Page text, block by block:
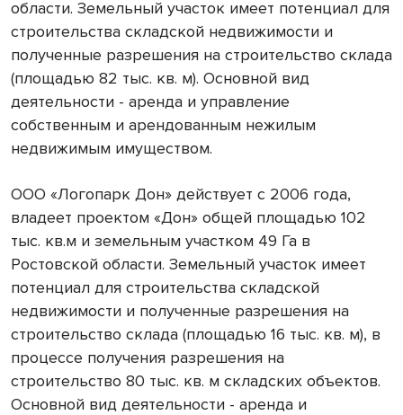
области. Земельный участок имеет потенциал для
строительства складской недвижимости и
полученные разрешения на строительство склада
(площадью 82 тыс. кв. м). Основной вид
деятельности - аренда и управление
собственным и арендованным нежилым
недвижимым имуществом.
ООО «Логопарк Дон» действует с 2006 года,
владеет проектом «Дон» общей площадью 102
тыс. кв.м и земельным участком 49 Га в
Ростовской области. Земельный участок имеет
потенциал для строительства складской
недвижимости и полученные разрешения на
строительство склада (площадью 16 тыс. кв. м), в
процессе получения разрешения на
строительство 80 тыс. кв. м складских объектов.
Основной вид деятельности - аренда и